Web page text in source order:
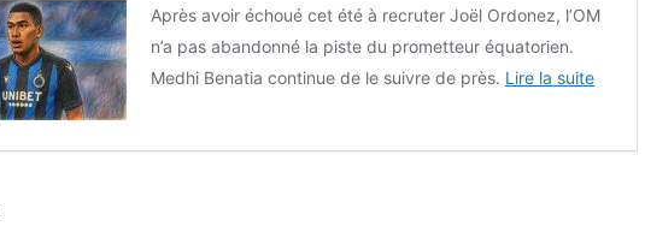
Après avoir échoué cet été à recruter Joël Ordonez, l’OM
n’a pas abandonné la piste du prometteur équatorien.
Medhi Benatia continue de le suivre de près. Lire la suite